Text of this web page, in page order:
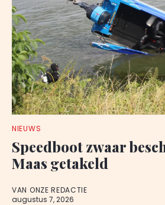
NIEUWS
Speedboot zwaar
Maas getakeld
VAN ONZE REDACTIE
augustus 7, 2026